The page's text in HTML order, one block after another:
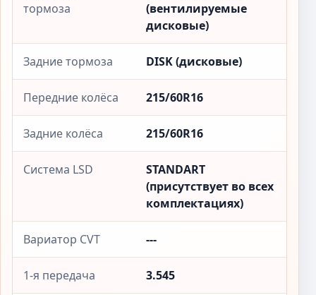
тормоза
(вентилируемые
дисковые)
Задние тормоза DISK (дисковые)
Передние колёса 215/60R16
Задние колёса 215/60R16
Система LSD
STANDART
(присутствует во всех
комплектациях)
Вариатор CVT ---
1-я передача 3.545